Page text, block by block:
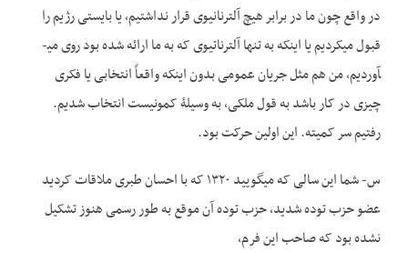
در واقع چون ما در برابر هیچ آلترنانیوی قرار نداشتیم، یا بایستی رژیم را
قبول می­کردیم یا اینکه به تنها آلترناتیوی که به ما ارائه شده بود روی می­
آوردیم، من هم مثل جریان عمومی بدون اینکه واقعاً انتخابی یا فکری
چیزی در کار باشد به قول ملکی، به وسیلۀ کمونیست انتخاب شدیم.
رفتیم سر کمیته. این اولین حرکت بود.
س- شما این سالی که می­گویید ۱۳۲۰ که با احسان طبری ملاقات کردید
عضو حزب توده شدید، حزب توده آن موقع به طور رسمی هنوز تشکیل
نشده بود که صاحب این فرم،